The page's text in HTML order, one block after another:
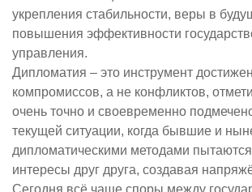
укрепления стабильности, веры в
повышения эффективности
управления.
Дипломатия – это инструмент
компромиссов, а не конфликтов,
очень точно и своевременно
текущей ситуации, когда бывшие и
дипломатическими методами
интересы друг друга, создавая
Сегодня всё чаще споры между